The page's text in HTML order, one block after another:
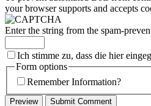
your browser supports and accepts
Enter the string from the spam-
Ich stimme zu, dass die hier
Form options
Remember Information?